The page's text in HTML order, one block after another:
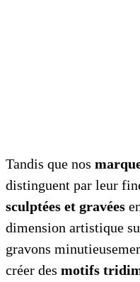
Tandis que nos
distinguent par leur
sculptées et gravées
dimension artistique
gravons
créer des motifs